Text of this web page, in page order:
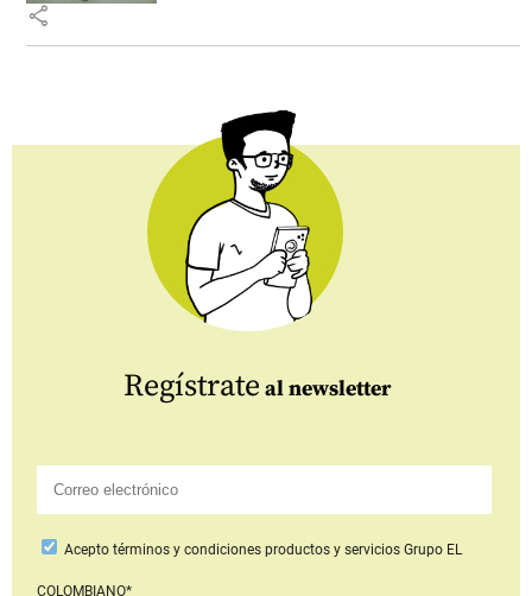
share
Regístrate al newsletter
Aceptotérminos y condiciones productos y serviciosGrupo EL
COLOMBIANO*